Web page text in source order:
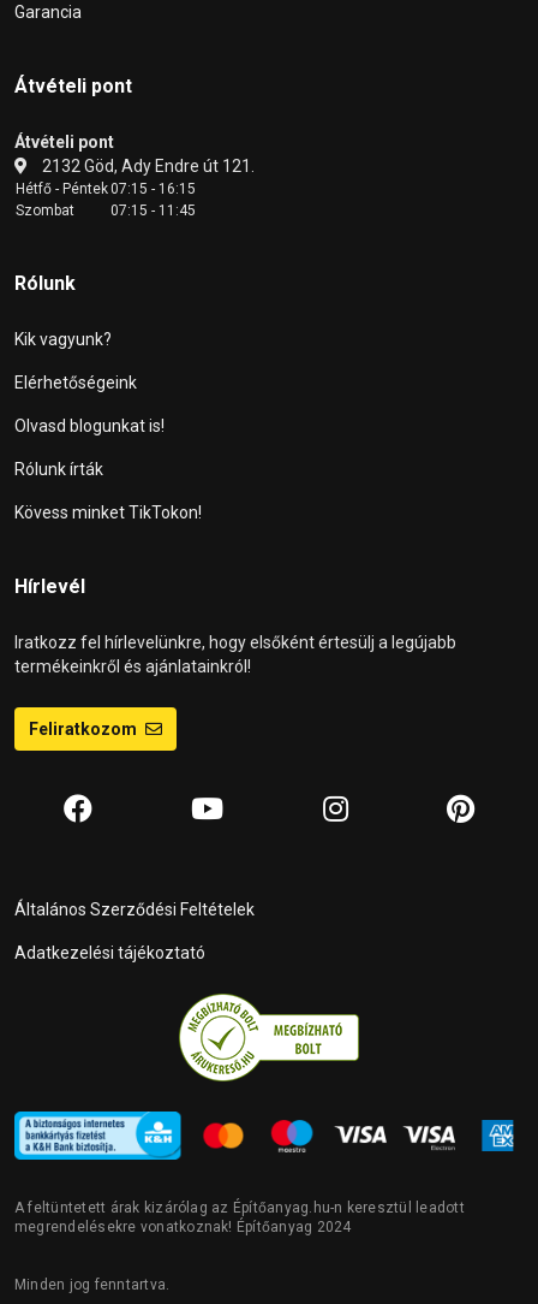
Garancia
Átvételi pont
Átvételi pont
2132 Göd, Ady Endre út 121.
Hétfő - Péntek07:15 - 16:15
Szombat
07:15 - 11:45
Rólunk
Kik vagyunk?
Elérhetőségeink
Olvasd blogunkat is!
Rólunk írták
Kövess minket TikTokon!
Hírlevél
Iratkozz fel hírlevelünkre, hogy elsőként értesülj a legújabb
termékeinkről és ajánlatainkról!
Feliratkozom
Általános Szerződési Feltételek
Adatkezelési tájékoztató
A feltüntetett árak kizárólag az Építőanyag.hu-n keresztül leadott
megrendelésekre vonatkoznak! Építőanyag 2024
Minden jog fenntartva.